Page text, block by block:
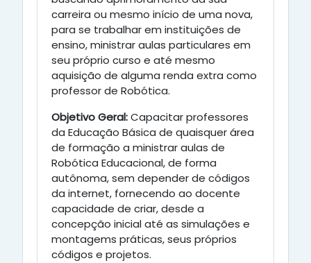
carreira ou mesmo início de uma nova,
para se trabalhar em instituições de
ensino, ministrar aulas particulares em
seu próprio curso e até mesmo
aquisição de alguma renda extra como
professor de Robótica.
Objetivo Geral:Capacitar professores
da Educação Básica de quaisquer área
de formação a ministrar aulas de
Robótica Educacional, de forma
autônoma, sem depender de códigos
da internet, fornecendo ao docente
capacidade de criar, desde a
concepção inicial até as simulações e
montagems práticas, seus próprios
códigos e projetos.